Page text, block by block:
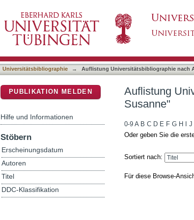
Universitätsbibliographie → Auflistung Universitätsbibliographie nach
Auflistung
Susanne"
0-9 A B C D E F G H J
Oder geben Sie die
Sortiert nach:
Für diese Browse-
PUBLIKATION MELDEN
Hilfe und Informationen
Stöbern
Erscheinungsdatum
Autoren
Titel
DDC-Klassifikation